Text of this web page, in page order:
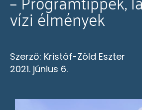
vízi élmények
Szerző: Kristóf-Zöld Eszter
2021. június 6.